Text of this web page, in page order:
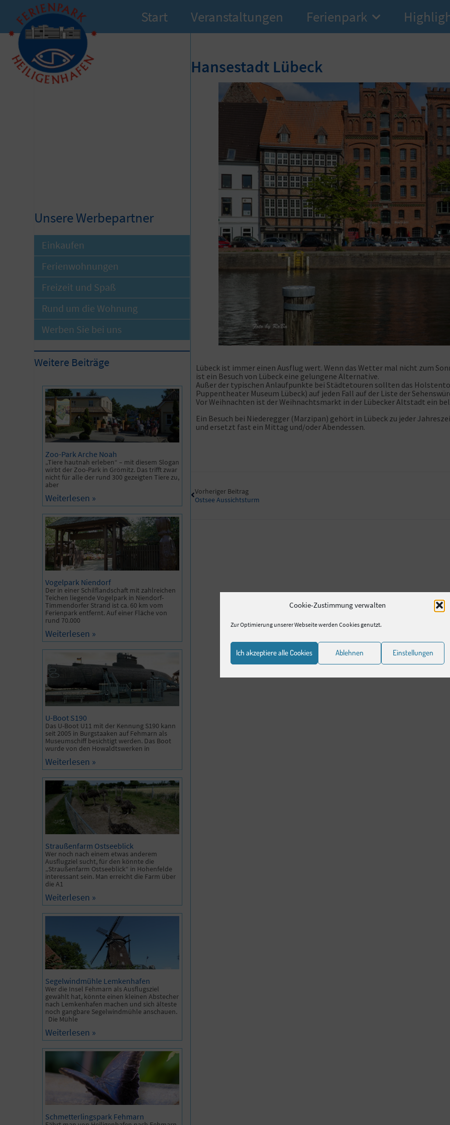
Cookie-Zustimmung verwalten
Zur Optimierung unserer Webseite werden Cookies genutzt.
Ich akzeptiere alle Cookies Ablehnen Einstellungen
Start Veranstaltungen Ferienpark
Unsere Werbepartner
Einkaufen
Ferienwohnungen
Freizeit und Spaß
Rund um die Wohnung
Werben Sie bei uns
Weitere Beiträge
Zoo-Park Arche Noah
„Tiere hautnah erleben“ – mit diesem Slogan
wirbt der Zoo-Park in Grömitz. Das trifft zwar
nicht für alle der rund 300 gezeigten Tiere zu,
aber
Weiterlesen »
Vogelpark Niendorf
Der in einer Schilflandschaft mit zahlreichen
Teichen liegende Vogelpark in Niendorf-
Timmendorfer Strand ist ca. 60 km vom
Ferienpark entfernt. Auf einer Fläche von
rund 70.000
Weiterlesen »
U-Boot S190
Das U-Boot U11 mit der Kennung S190 kann
seit 2005 in Burgstaaken auf Fehmarn als
Museumschiff besichtigt werden. Das Boot
wurde von den Howaldtswerken in
Weiterlesen »
Straußenfarm Ostseeblick
Wer noch nach einem etwas anderem
Ausflugziel sucht, für den könnte die
„Straußenfarm Ostseeblick“ in Hohenfelde
interessant sein. Man erreicht die Farm über
die A1
Weiterlesen »
Segelwindmühle Lemkenhafen
Wer die Insel Fehmarn als Ausflugsziel
gewählt hat, könnte einen kleinen Abstecher
nach Lemkenhafen machen und sich älteste
noch gangbare Segelwindmühle anschauen.
Die Mühle
Weiterlesen »
Schmetterlingspark Fehmarn
Hansestadt Lübeck
Lübeck ist immer einen Ausflug wert. Wenn das Wetter mal nicht zum
ist ein Besuch von Lübeck eine gelungene Alternative.
Außer der typischen Anlaufpunkte bei Städtetouren sollten das
Puppentheater Museum Lübeck) auf jeden Fall auf der Liste der
Vor Weihnachten ist der Weihnachtsmarkt in der Lübecker Altstadt ein
Ein Besuch bei Niederegger (Marzipan) gehört in Lübeck zu jeder
und ersetzt fast ein Mittag und/oder Abendessen.
Vorheriger Beitrag
Ostsee Aussichtsturm